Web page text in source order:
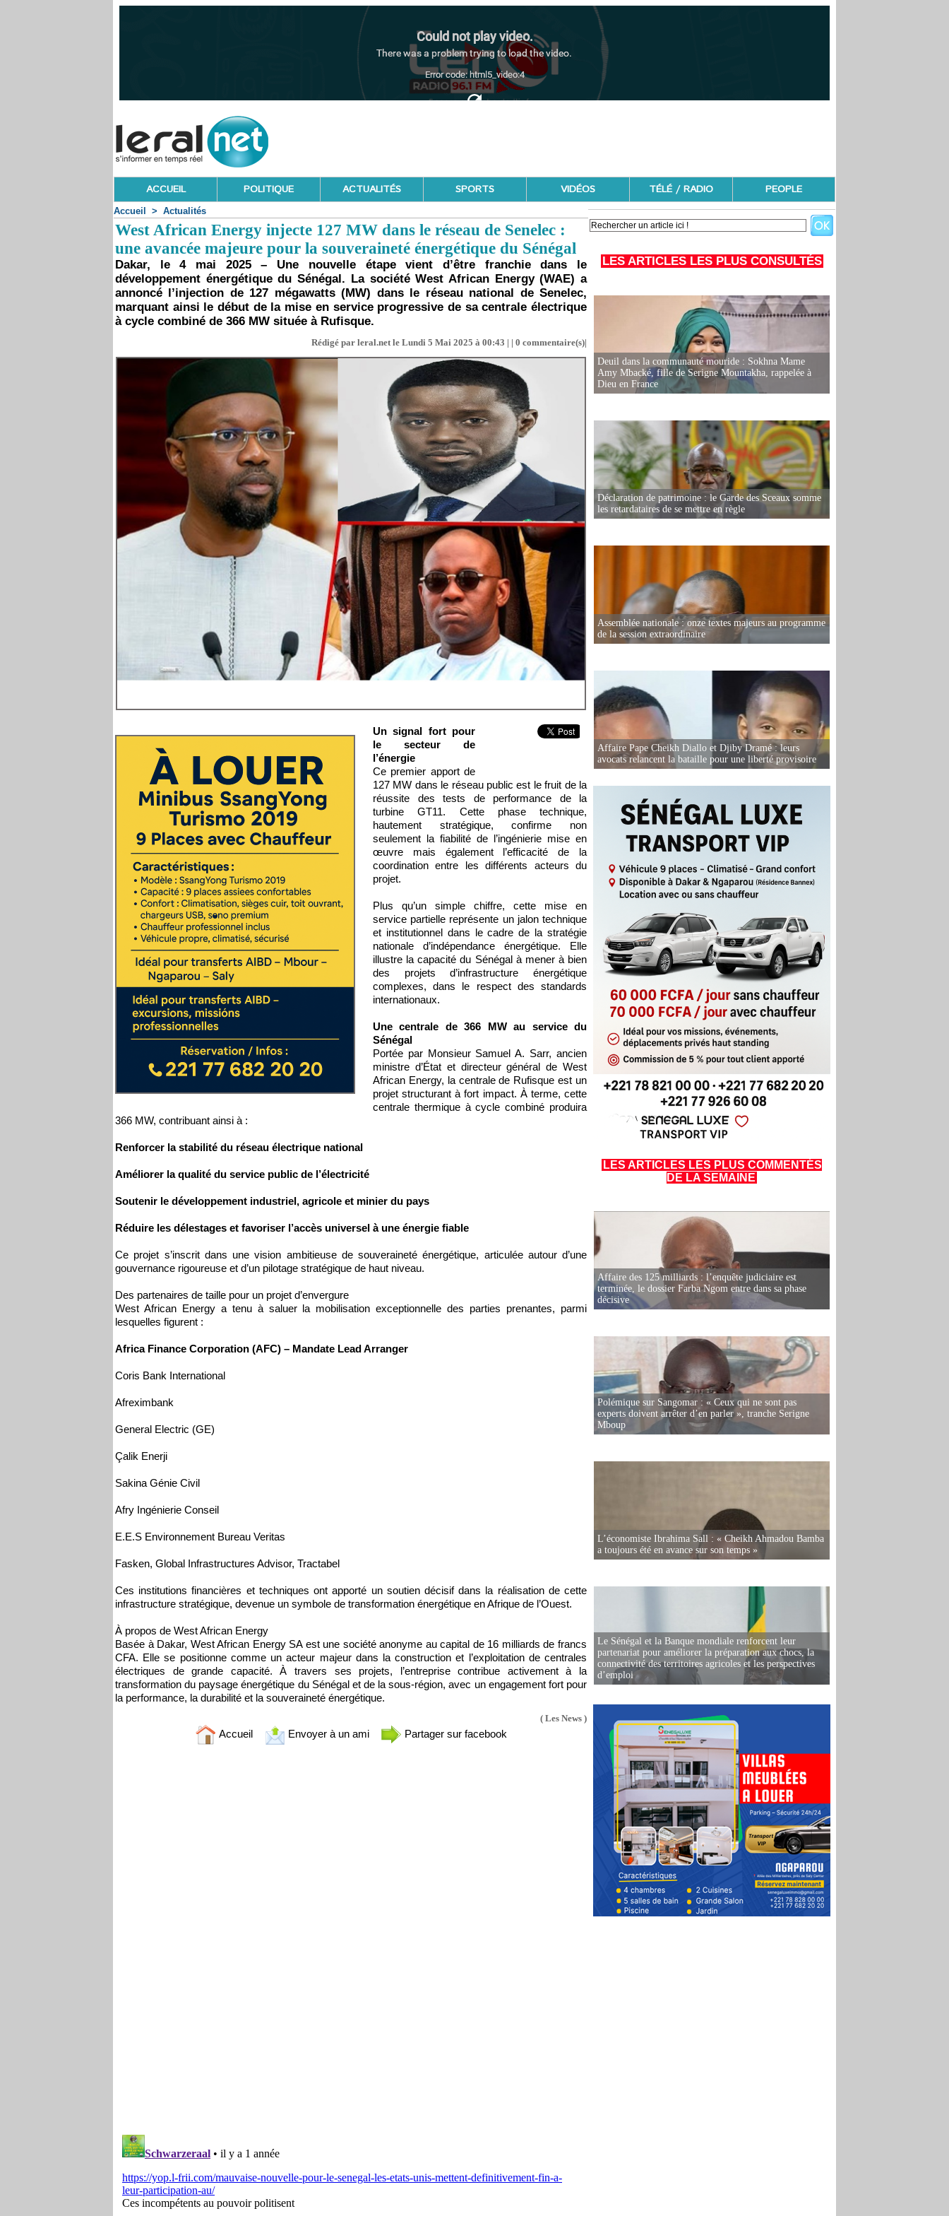
ACCUEIL POLITIQUE ACTUALITÉS SPORTS VIDÉOS TÉLÉ / RADIO PEOPLE
Accueil > Actualités
West African Energy injecte 127 MW dans le réseau de Senelec :
une avancée majeure pour la souveraineté énergétique du Sénégal
Dakar, le 4 mai 2025 – Une nouvelle étape vient d’être franchie dans le
développement énergétique du Sénégal. La société West African Energy (WAE) a
annoncé l’injection de 127 mégawatts (MW) dans le réseau national de Senelec,
marquant ainsi le début de la mise en service progressive de sa centrale électrique
à cycle combiné de 366 MW située à Rufisque.
Rédigé par leral.net le Lundi 5 Mai 2025 à 00:43 | | 0 commentaire(s)|
Un signal fort pour
le secteur de
l’énergie
Ce premier apport de
127 MW dans le réseau public est le fruit de la
réussite des tests de performance de la
turbine GT11. Cette phase technique,
hautement stratégique, confirme non
seulement la fiabilité de l’ingénierie mise en
œuvre mais également l’efficacité de la
coordination entre les différents acteurs du
projet.
Plus qu’un simple chiffre, cette mise en
service partielle représente un jalon technique
et institutionnel dans le cadre de la stratégie
nationale d’indépendance énergétique. Elle
illustre la capacité du Sénégal à mener à bien
des projets d’infrastructure énergétique
complexes, dans le respect des standards
internationaux.
Une centrale de 366 MW au service du
Sénégal
Portée par Monsieur Samuel A. Sarr, ancien
ministre d’État et directeur général de West
African Energy, la centrale de Rufisque est un
projet structurant à fort impact. À terme, cette
centrale thermique à cycle combiné produira
366 MW, contribuant ainsi à :
Renforcer la stabilité du réseau électrique national
Améliorer la qualité du service public de l’électricité
Soutenir le développement industriel, agricole et minier du pays
Réduire les délestages et favoriser l’accès universel à une énergie fiable
Ce projet s’inscrit dans une vision ambitieuse de souveraineté énergétique, articulée autour d’une
gouvernance rigoureuse et d’un pilotage stratégique de haut niveau.
Des partenaires de taille pour un projet d’envergure
West African Energy a tenu à saluer la mobilisation exceptionnelle des parties prenantes, parmi
lesquelles figurent :
Africa Finance Corporation (AFC) – Mandate Lead Arranger
Coris Bank International
Afreximbank
General Electric (GE)
Çalik Enerji
Sakina Génie Civil
Afry Ingénierie Conseil
E.E.S Environnement Bureau Veritas
Fasken, Global Infrastructures Advisor, Tractabel
Ces institutions financières et techniques ont apporté un soutien décisif dans la réalisation de cette
infrastructure stratégique, devenue un symbole de transformation énergétique en Afrique de l’Ouest.
À propos de West African Energy
Basée à Dakar, West African Energy SA est une société anonyme au capital de 16 milliards de francs
CFA. Elle se positionne comme un acteur majeur dans la construction et l’exploitation de centrales
électriques de grande capacité. À travers ses projets, l’entreprise contribue activement à la
transformation du paysage énergétique du Sénégal et de la sous-région, avec un engagement fort pour
la performance, la durabilité et la souveraineté énergétique.
( Les News )
Accueil Envoyer à un ami Partager sur facebook
LES ARTICLES LES PLUS CONSULTÉS
Deuil dans la communauté mouride : Sokhna Mame
Amy Mbacké, fille de Serigne Mountakha, rappelée à
Dieu en France
Déclaration de patrimoine : le Garde des Sceaux somme
les retardataires de se mettre en règle
Assemblée nationale : onze textes majeurs au programme
de la session extraordinaire
Affaire Pape Cheikh Diallo et Djiby Dramé : leurs
avocats relancent la bataille pour une liberté provisoire
LES ARTICLES LES PLUS COMMENTÉS
DE LA SEMAINE
Affaire des 125 milliards : l’enquête judiciaire est
terminée, le dossier Farba Ngom entre dans sa phase
décisive
Polémique sur Sangomar : « Ceux qui ne sont pas
experts doivent arrêter d’en parler », tranche Serigne
Mboup
L’économiste Ibrahima Sall : « Cheikh Ahmadou Bamba
a toujours été en avance sur son temps »
Le Sénégal et la Banque mondiale renforcent leur
partenariat pour améliorer la préparation aux chocs, la
connectivité des territoires agricoles et les perspectives
d’emploi